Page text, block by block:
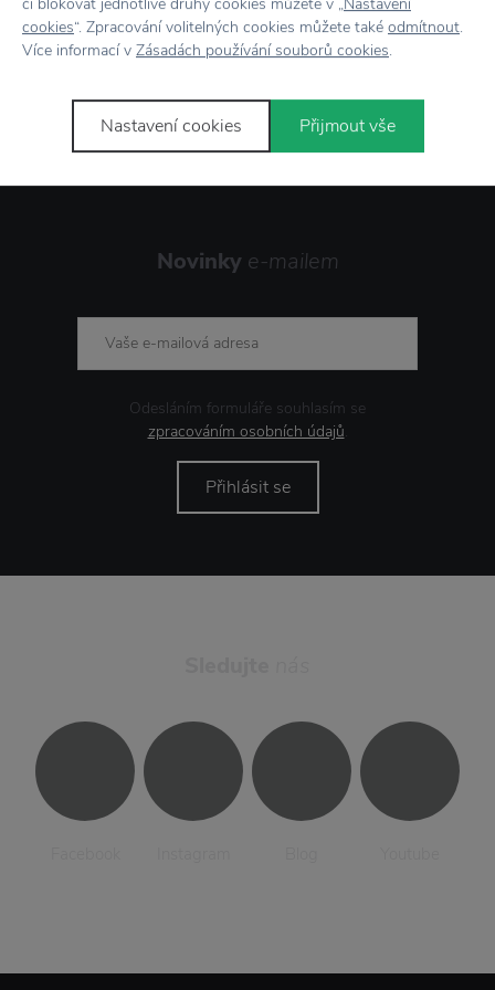
Novinky e-mailem
Odesláním formuláře souhlasím se
zpracováním osobních údajů.
Přihlásit se
či blokovat jednotlivé druhy cookies můžete v „Nastavení
cookies“. Zpracování volitelných cookies můžete také odmítnout.
Více informací v Zásadách používání souborů cookies.
Nastavení cookies Přijmout vše